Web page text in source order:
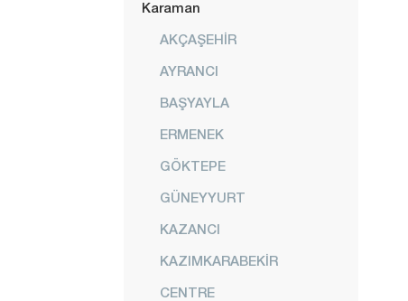
Karaman
AKÇAŞEHİR
AYRANCI
BAŞYAYLA
ERMENEK
GÖKTEPE
GÜNEYYURT
KAZANCI
KAZIMKARABEKİR
CENTRE